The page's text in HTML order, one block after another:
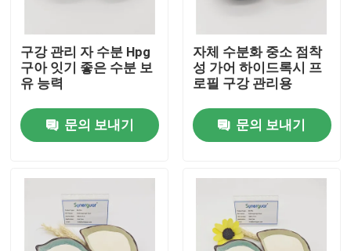
제품
구강 관리 자 수분 Hpg
구아 잇기 좋은 수분 보
유 능력
문의 보내기
자체 수분화 중소 점착
성 가어 하이드록시 프
로필 구강 관리용
문의 보내기